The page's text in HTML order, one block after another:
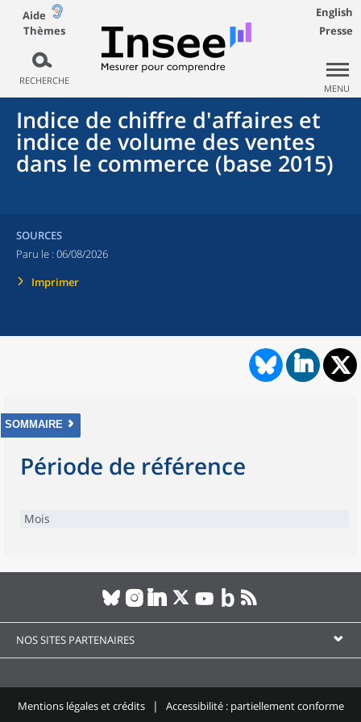
Aide
Thèmes
RECHERCHE
English
Presse
MENU
Indice de chiffre d'affaires et
indice de volume des ventes
dans le commerce (base 2015)
SOURCES
Paru le : 06/08/2026
Imprimer
SOMMAIRE
Période de référence
Mois
NOS SITES PARTENAIRES
Mentions légales et crédits
Accessibilité : partiellement conforme